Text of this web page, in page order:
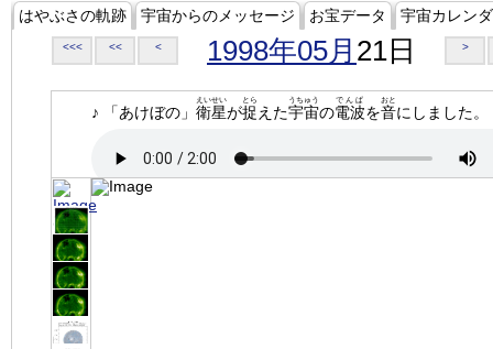
はやぶさの軌跡 宇宙からのメッセージ お宝データ 宇宙カレン
<<< << < 1998年05月 21日 >
♪ 「あけぼの」 衛星
えいせい
が捉
とら
えた宇宙
うちゅう
の電波
でんぱ
を音
おと
にしました。